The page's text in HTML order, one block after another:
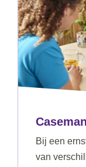
Bij een
van